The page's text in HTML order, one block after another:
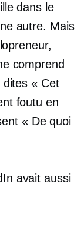
dans le
autre. Mais
comprend
dites « Cet
foutu en
« De quoi
avait aussi